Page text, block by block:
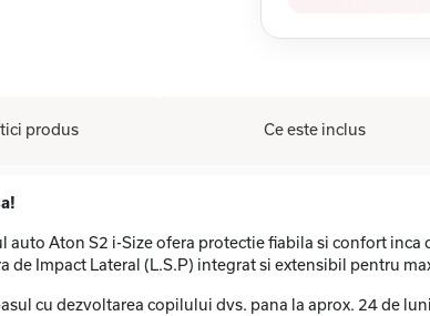
produs Ce este inclus
Aton S2 i-Size ofera protectie fiabila si confort
de Impact Lateral (L.S.P) integrat si extensibil pentru
cu dezvoltarea copilului dvs. pana la aprox. 24 de